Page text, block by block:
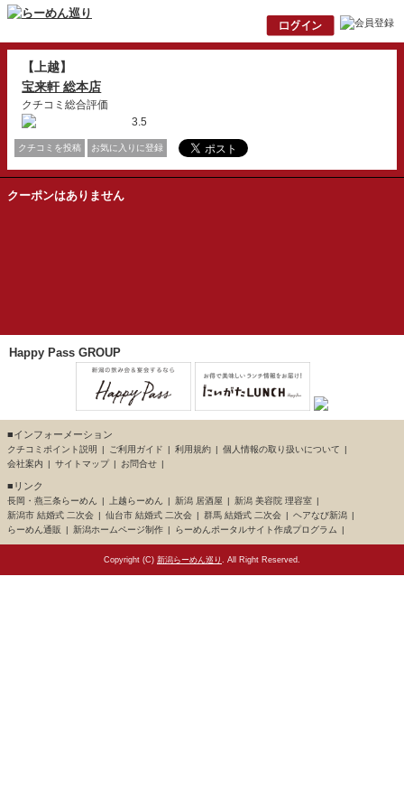
【上越】
宝来軒 総本店
クチコミ総合評価
3.5
クチコミを投稿 お気に入りに登録
クーポンはありません
Happy Pass GROUP
■インフォーメーション
クチコミポイント説明 ご利用ガイド 利用規約
個人情報の取り扱いについて
会社案内
サイトマップ お問合せ
■リンク
長岡・燕三条らーめん 上越らーめん 新潟 居酒屋
新潟 美容院 理容室
新潟市 結婚式 二次会
仙台市 結婚式 二次会 群馬 結婚式 二次会
ヘアなび新潟
らーめん通販
新潟ホームページ制作 らーめんポータルサイト作成プログラム
Copyright (C) 新潟らーめん巡り . All Right Reserved.